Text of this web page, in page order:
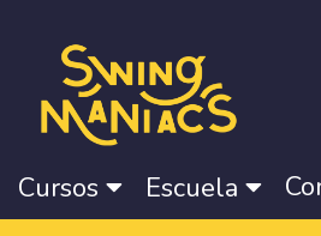
Cursos Escuela